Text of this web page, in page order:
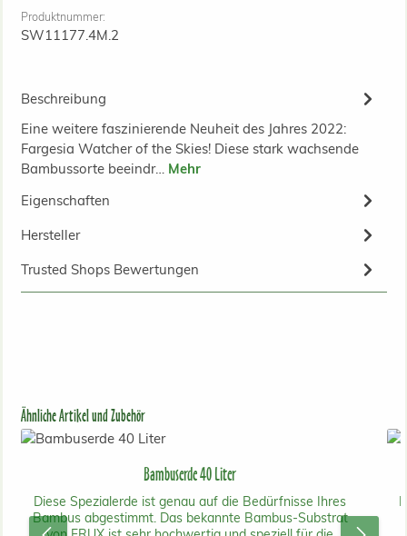
Produktnummer:
SW11177.4M.2
Beschreibung
Eine weitere faszinierende Neuheit des Jahres 2022:
Fargesia Watcher of the Skies! Diese stark wachsende
Bambussorte beeindr… Mehr
Eigenschaften
Hersteller
Trusted Shops Bewertungen
Produktgalerie überspringen
Ähnliche Artikel und Zubehör
Bambuserde 40 Liter
Diese Spezialerde ist genau auf die Bedürfnisse Ihres
Bambus abgestimmt. Das bekannte Bambus-Substrat